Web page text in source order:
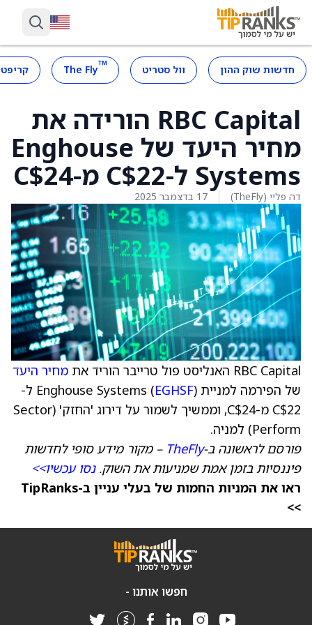
חדשות שוק ההון וול סטריט ™
The Fly
RBC Capital הורידה את
מחיר היעד של Enghouse
Systems ל-C$22 מ-C$24
דה פליי (TheFly) 17 בדצמבר 2025
RBC Capital האנליסט פול טרייבר הוריד את
מחיר היעד
של הפירמה למניית Enghouse Systems ( EGHSF
) ל-
C$22 מ-C$24, וממשיך לשמור על דירוג 'החזק' (Sector
Perform) למניה.
פורסם לראשונה ב-TheFly – מקור מידע סופי לחדשות
פיננסיות בזמן אמת שמניעות את השוק.נסו עכשיו>>
ראו את המניות החמות של בעלי עניין ב-TipRanks
>>
חפשו אותנו -